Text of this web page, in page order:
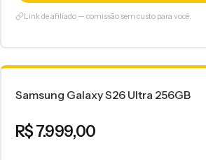
Link de afiliado — comissão sem custo para você.
Samsung Galaxy S26 Ultra 256GB
R$ 7.999,00